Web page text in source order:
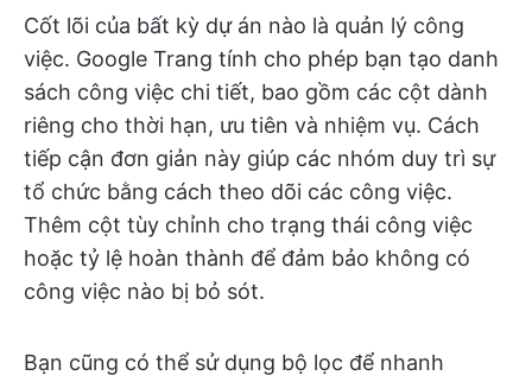
Cốt lõi của bất kỳ dự án nào là quản lý công
việc. Google Trang tính cho phép bạn tạo danh
sách công việc chi tiết, bao gồm các cột dành
riêng cho thời hạn, ưu tiên và nhiệm vụ. Cách
tiếp cận đơn giản này giúp các nhóm duy trì sự
tổ chức bằng cách theo dõi các công việc.
Thêm cột tùy chỉnh cho trạng thái công việc
hoặc tỷ lệ hoàn thành để đảm bảo không có
công việc nào bị bỏ sót.
Bạn cũng có thể sử dụng bộ lọc để nhanh